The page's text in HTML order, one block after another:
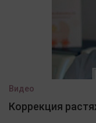
Видео
Коррекция